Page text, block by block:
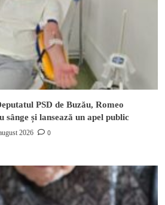
PSD de Buzău, Romeo
sânge și lansează un apel public
2026 0